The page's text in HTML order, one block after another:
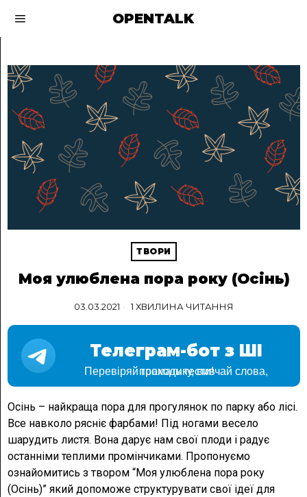
OPENTALK
ТВОРИ
Моя улюблена пора року (Осінь)
03.03.2021 1 ХВИЛИНА ЧИТАННЯ
Телеграм-бот з ШІ
Перевіряй граматику, вивчай слова, проходь тести!
Осінь – найкраща пора для прогулянок по парку або лісі.
Все навколо рясніє фарбами! Під ногами весело
шарудить листя. Вона дарує нам свої плоди і радує
останніми теплими промінчиками. Пропонуємо
ознайомитись з твором “Моя улюблена пора року
(Осінь)” який допоможе структурувати свої ідеї для